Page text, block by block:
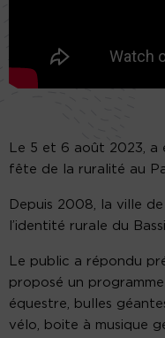
Le 5 et 6 août 2023, a
fête de la ruralité au
Depuis 2008, la ville
l’identité rurale du
Le public a répondu
proposé un
équestre, bulles
vélo, boite à musique